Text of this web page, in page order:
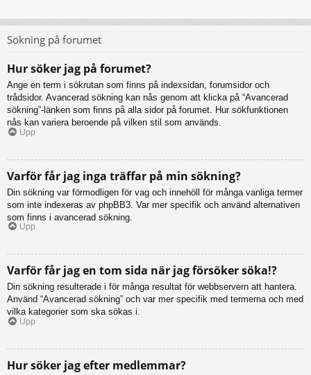
Sökning på forumet
Hur söker jag på forumet?
Ange en term i sökrutan som finns på indexsidan, forumsidor och
trådsidor. Avancerad sökning kan nås genom att klicka på “Avancerad
sökning”-länken som finns på alla sidor på forumet. Hur sökfunktionen
nås kan variera beroende på vilken stil som används.
Upp
Varför får jag inga träffar på min sökning?
Din sökning var förmodligen för vag och innehöll för många vanliga termer
som inte indexeras av phpBB3. Var mer specifik och använd alternativen
som finns i avancerad sökning.
Upp
Varför får jag en tom sida när jag försöker söka!?
Din sökning resulterade i för många resultat för webbservern att hantera.
Använd “Avancerad sökning” och var mer specifik med termerna och med
vilka kategorier som ska sökas i.
Upp
Hur söker jag efter medlemmar?